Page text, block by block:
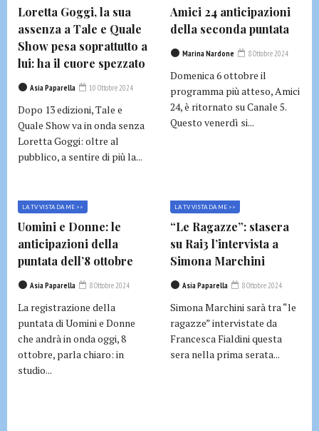
Loretta Goggi, la sua
assenza a Tale e Quale
Show pesa soprattutto a
lui: ha il cuore spezzato
Asia Paparella 10 Ottobre 2024
Dopo 13 edizioni, Tale e
Quale Show va in onda senza
Loretta Goggi: oltre al
pubblico, a sentire di più la...
Amici 24 anticipazioni
della seconda puntata
Marina Nardone 8 Ottobre 2024
Domenica 6 ottobre il
programma più atteso, Amici
24, è ritornato su Canale 5.
Questo venerdì si...
LA TV VISTA DA ME >>
Uomini e Donne: le
anticipazioni della
puntata dell’8 ottobre
Asia Paparella 8 Ottobre 2024
La registrazione della
puntata di Uomini e Donne
che andrà in onda oggi, 8
ottobre, parla chiaro: in
studio...
LA TV VISTA DA ME >>
“Le Ragazze”: stasera
su Rai3 l’intervista a
Simona Marchini
Asia Paparella 8 Ottobre 2024
Simona Marchini sarà tra “le
ragazze” intervistate da
Francesca Fialdini questa
sera nella prima serata...